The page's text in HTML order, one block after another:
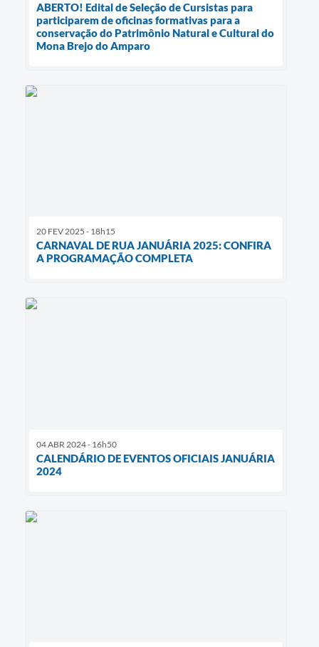
ABERTO! Edital de Seleção de Cursistas para
participarem de oficinas formativas para a
conservação do Patrimônio Natural e Cultural do
Mona Brejo do Amparo
20 FEV 2025 - 18h15
CARNAVAL DE RUA JANUÁRIA 2025: CONFIRA
A PROGRAMAÇÃO COMPLETA
04 ABR 2024 - 16h50
CALENDÁRIO DE EVENTOS OFICIAIS JANUÁRIA
2024